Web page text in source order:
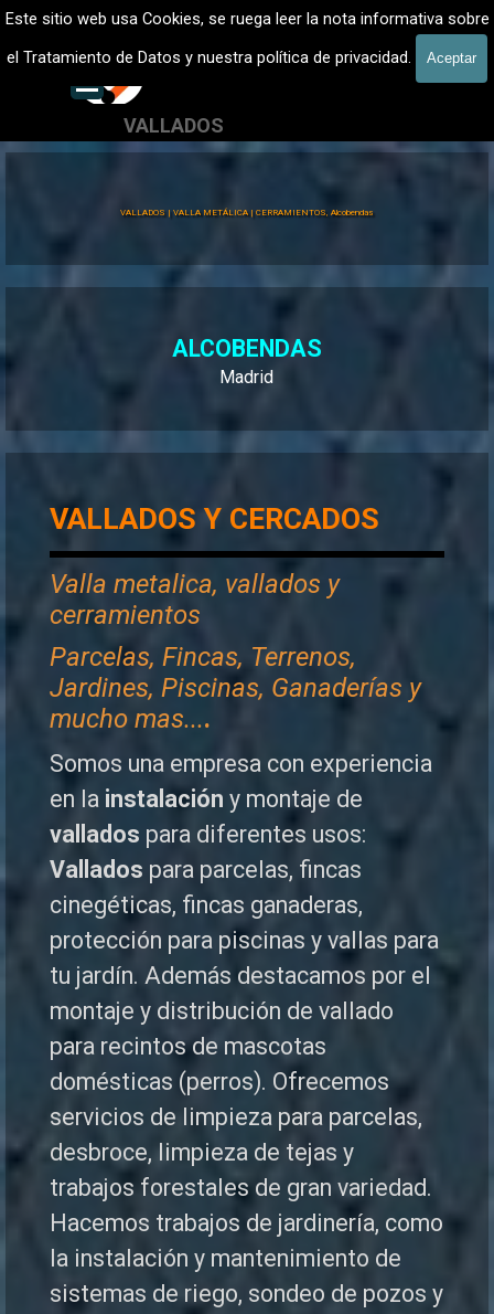
Este sitio web usa Cookies, se ruega leer la nota informativa sobre
el Tratamiento de Datos y nuestra política de privacidad.
Aceptar
Vaya al ContenidoVALLADOS METALICOS MADRID - VALLADO DE FINCAS
Vallados de fincas, Cercados
VALLADOS
601 900 178
VALLADOS | VALLA METÁLICA | CERRAMIENTOS, Alcobendas
ALCOBENDAS
Madrid
VALLADOS Y CERCADOS
Valla metalica, vallados y
cerramientos
Parcelas, Fincas, Terrenos,
Jardines, Piscinas, Ganaderías y
mucho mas....
Somos una empresa con experiencia
en la instalación y montaje de
vallados para diferentes usos:
Vallados para parcelas, fincas
cinegéticas, fincas ganaderas,
protección para piscinas y vallas para
tu jardín. Además destacamos por el
montaje y distribución de vallado
para recintos de mascotas
domésticas (perros). Ofrecemos
servicios de limpieza para parcelas,
desbroce, limpieza de tejas y
trabajos forestales de gran variedad.
Hacemos trabajos de jardinería, como
la instalación y mantenimiento de
sistemas de riego, sondeo de pozos y